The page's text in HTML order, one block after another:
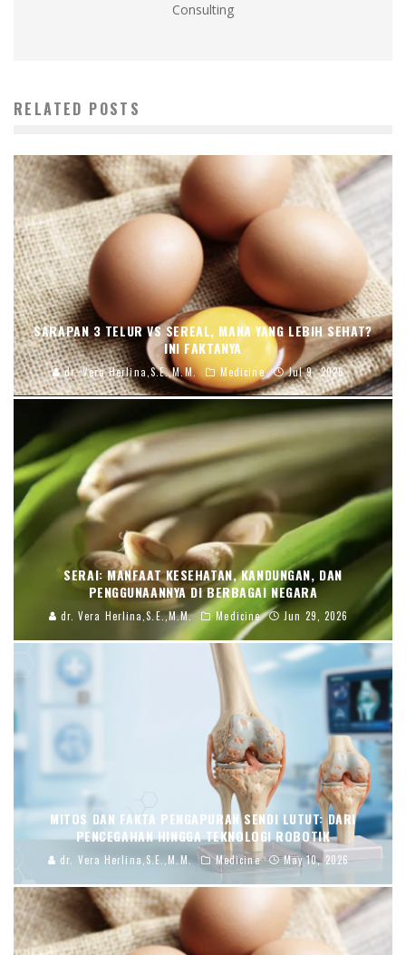
Consulting
RELATED POSTS
SARAPAN 3 TELUR VS SEREAL, MANA YANG LEBIH SEHAT?
INI FAKTANYA
dr. Vera Herlina,S.E.,M.M. Medicine Jul 9, 2026
SERAI: MANFAAT KESEHATAN, KANDUNGAN, DAN
PENGGUNAANNYA DI BERBAGAI NEGARA
dr. Vera Herlina,S.E.,M.M. Medicine Jun 29, 2026
​MITOS DAN FAKTA PENGAPURAN SENDI LUTUT: DARI
PENCEGAHAN HINGGA TEKNOLOGI ROBOTIK
dr. Vera Herlina,S.E.,M.M. Medicine May 10, 2026